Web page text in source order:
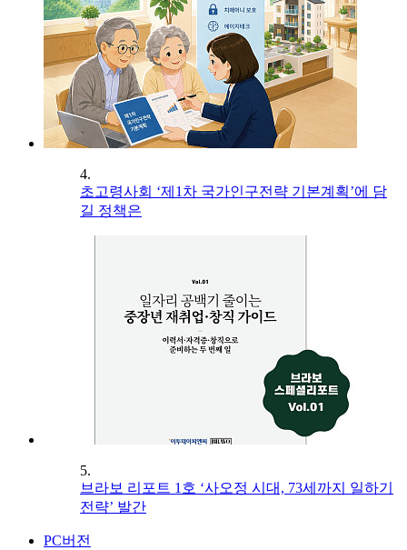
4.
초고령사회 ‘제1차 국가인구전략 기본계획’에 담
길 정책은
5.
브라보 리포트 1호 ‘사오정 시대, 73세까지 일하기
전략’ 발간
PC버전